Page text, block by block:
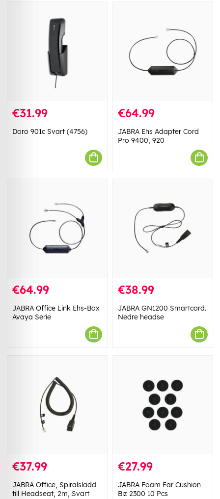
€31.99
Doro 901c Svart (4756)
€64.99
JABRA Ehs Adapter Cord
Pro 9400, 920
€64.99
JABRA Office Link Ehs-Box
Avaya Serie
€38.99
JABRA GN1200 Smartcord.
Nedre headse
€37.99
JABRA Office, Spiralsladd
till Headseat, 2m, Svart
€27.99
JABRA Foam Ear Cushion
Biz 2300 10 Pcs